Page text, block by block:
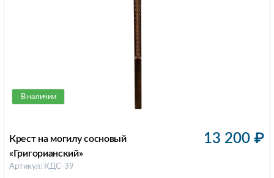
В наличии
Крест на могилу сосновый
«Григорианский»
Артикул: КДС-39
13 200 ₽